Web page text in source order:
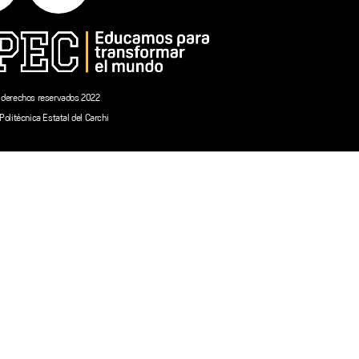
reservados 2022
Estatal del Carchi